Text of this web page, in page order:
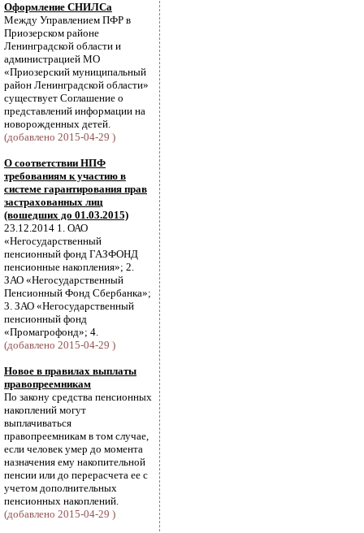
Оформление СНИЛСа
Между Управлением ПФР в
Приозерском районе
Ленинградской области и
администрацией МО
«Приозерский муниципальный
район Ленинградской области»
существует Соглашение о
представлений информации на
новорожденных детей.
(добавлено 2015-04-29 )
О соответствии НПФ
требованиям к участию в
системе гарантирования прав
застрахованных лиц
(вошедших до 01.03.2015)
23.12.2014 1. ОАО
«Негосударственный
пенсионный фонд ГАЗФОНД
пенсионные накопления»; 2.
ЗАО «Негосударственный
Пенсионный Фонд Сбербанка»;
3. ЗАО «Негосударственный
пенсионный фонд
«Промагрофонд»; 4.
(добавлено 2015-04-29 )
Новое в правилах выплаты
правопреемникам
По закону средства пенсионных
накоплений могут
выплачиваться
правопреемникам в том случае,
если человек умер до момента
назначения ему накопительной
пенсии или до перерасчета ее с
учетом дополнительных
пенсионных накоплений.
(добавлено 2015-04-29 )